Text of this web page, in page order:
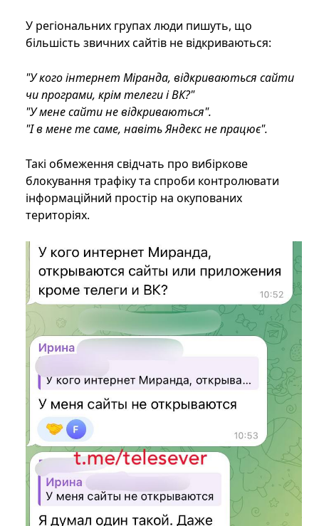
У регіональних групах люди пишуть, що
більшість звичних сайтів не відкриваються:
"У кого інтернет Міранда, відкриваються сайти
чи програми, крім телеги і ВК?"
"У мене сайти не відкриваються".
"І в мене те саме, навіть Яндекс не працює".
Такі обмеження свідчать про вибіркове
блокування трафіку та спроби контролювати
інформаційний простір на окупованих
територіях.